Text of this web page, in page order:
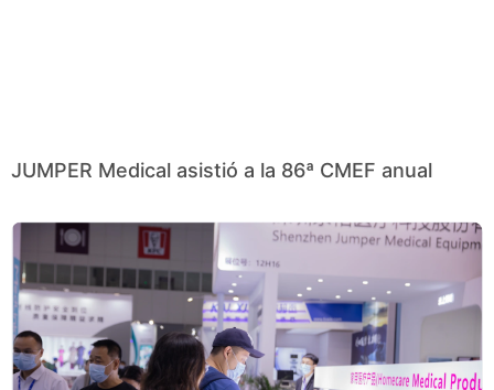
JUMPER Medical asistió a la 86ª CMEF anual